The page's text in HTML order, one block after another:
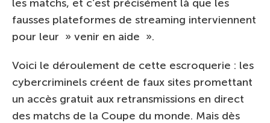
les matchs, et c’est précisément là que les
fausses plateformes de streaming interviennent
pour leur » venir en aide ».
Voici le déroulement de cette escroquerie : les
cybercriminels créent de faux sites promettant
un accès gratuit aux retransmissions en direct
des matchs de la Coupe du monde. Mais dès